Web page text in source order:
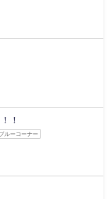
！
ブルーコーナー